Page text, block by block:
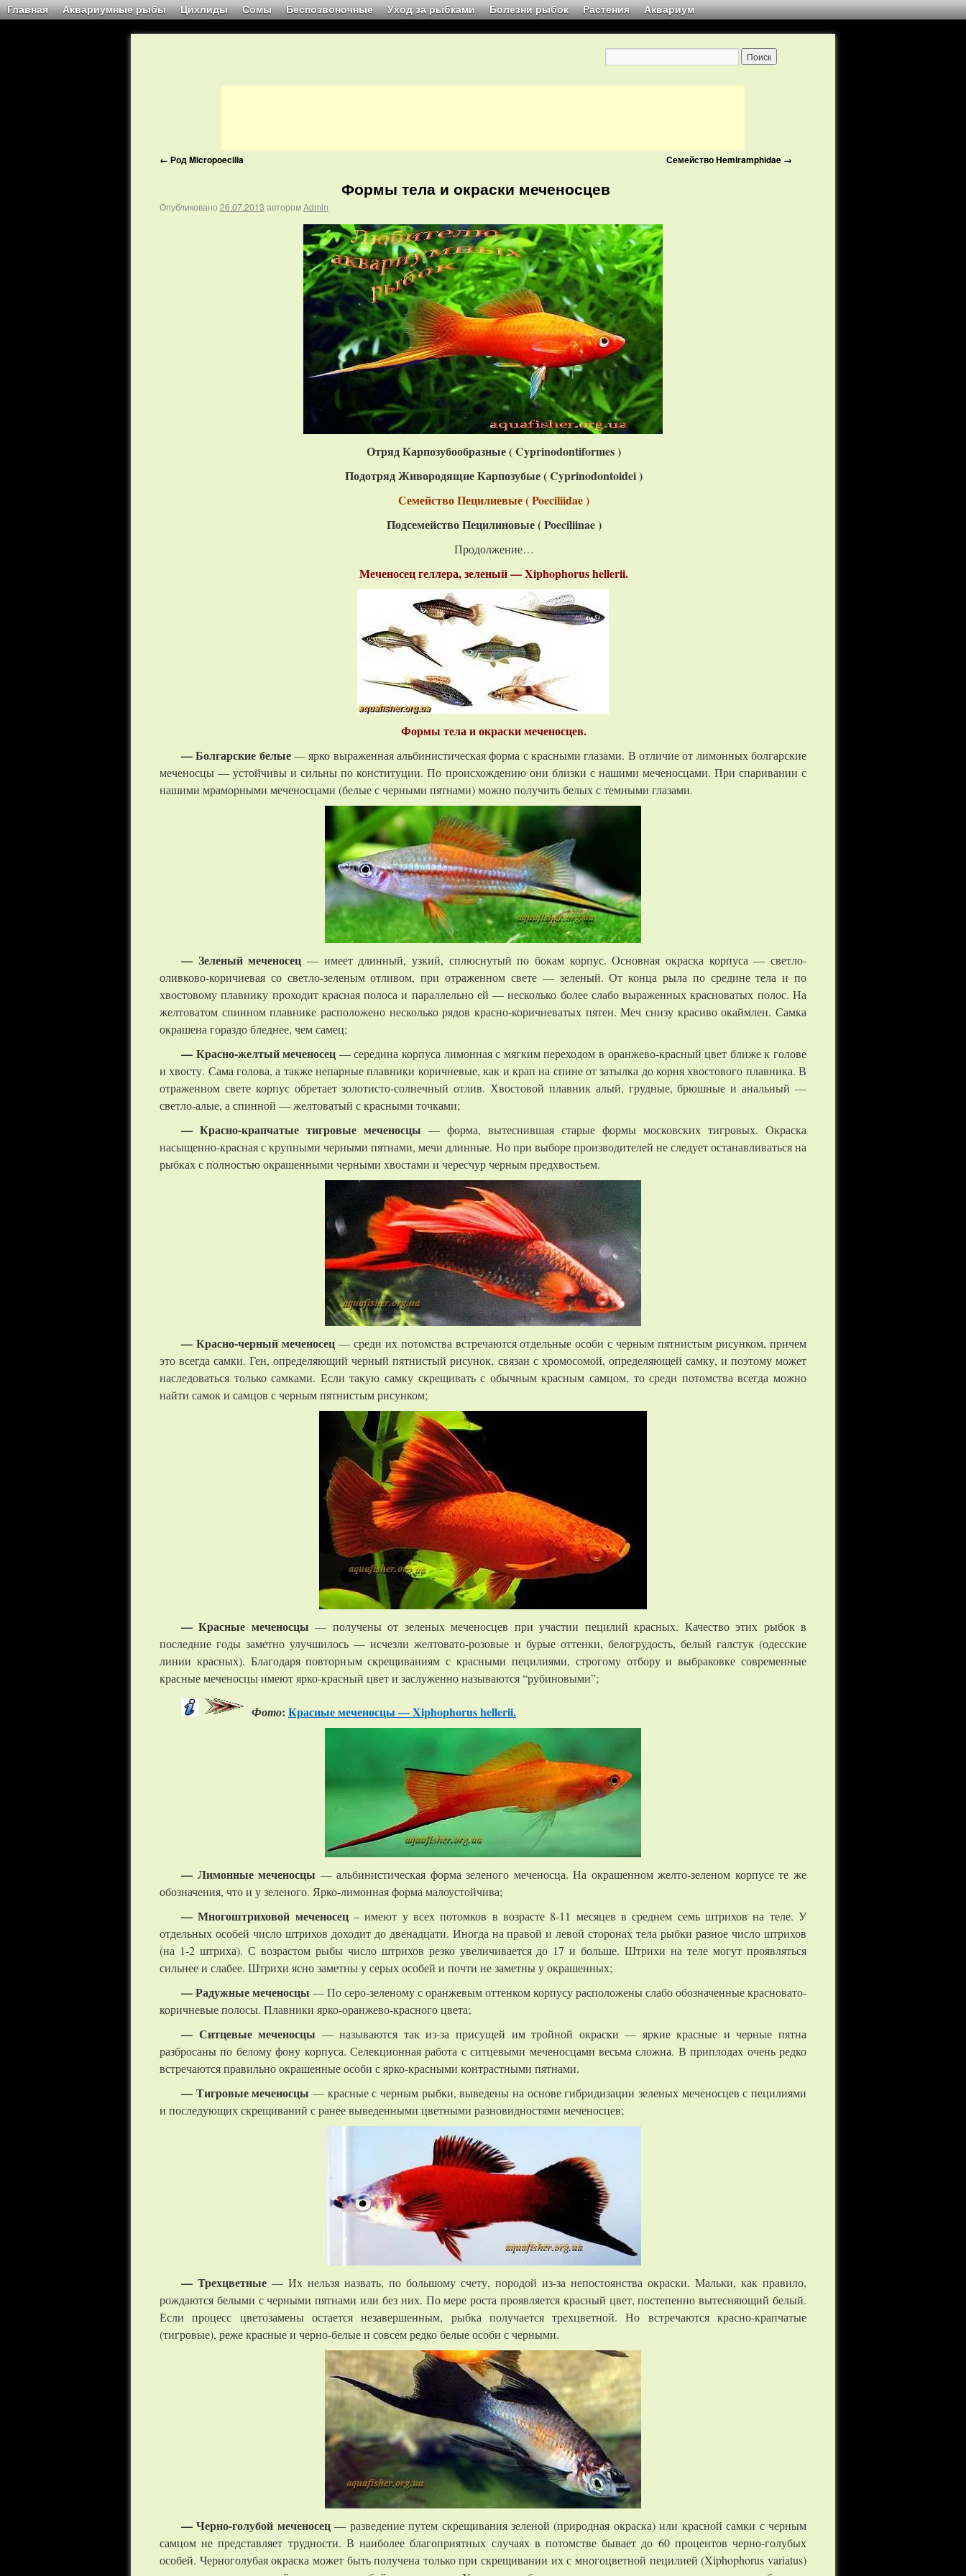
Главная Аквариумные рыбы Цихлиды Сомы Беспозвоночные Уход за рыбками Болезни рыбок Растения Аквариум
← Род Micropoecilia Семейство Hemiramphidae →
Формы тела и окраски меченосцев
Опубликовано 26.07.2013 авторомAdmin
Отряд Карпозубообразные ( Cyprinodontiformes)
Подотряд Живородящие Карпозубые ( Cyprinodontoidei )
Семейство Пецилиевые ( Poeciliidae )
Подсемейство Пецилиновые ( Poeciliinae )
Продолжение…
Меченосец геллера, зеленый — Xiphophorus hellerii.
Формы тела и окраски меченосцев.
— Болгарские белые— ярко выpаженная альбинистическая форма с красными глазами. В отличие от лимонных болгарские
меченосцы — устойчивы и сильны по конституции. По происхождению они близки с нашими меченосцами. При спаривании с
нашими мраморными меченосцами (белые с черными пятнами) можно получить белых с темными глазами.
— Зеленый меченосец — имеет длинный, узкий, сплюснутый по бокам корпус. Основная окраска корпуса — светло-
оливково-коричиевая со светло-зеленым отливом, при отраженном свете — зеленый. От конца рыла по средине тела и по
хвостовому плавнику проходит красная полоса и параллельно ей — несколько более слабо выраженных красноватых полос. На
желтоватом спинном плавнике расположено несколько рядов красно-коричневатых пятен. Меч снизу красиво окаймлен. Самка
окрашена гораздо бледнее, чем самец;
— Красно-желтый меченосец — середина корпуса лимонная с мягким переходом в оранжево-красный цвет ближе к голове
и хвосту. Сама голова, а также непарные плавники коричневые, как и крап на спине от затылка до корня хвостового плавника. В
отраженном свете корпус обретает золотисто-солнечный отлив. Хвостовой плавник алый, грудные, брюшные и анальный —
светло-алые, а спинной — желтоватый с красными точками;
— Красно-крапчатые тигровые меченосцы — форма, вытеснившая старые формы московских тигровых. Окраска
насыщенно-красная с крупными черными пятнами, мечи длинные. Но при выборе производителей не следует останавливаться на
рыбках с полностью окрашенными черными хвостами и чересчур черным предхвостьем.
— Красно-черный меченосец— среди их потомства встречаются отдельные особи с черным пятнистым рисунком, причем
это всегда самки. Ген, определяющий черный пятнистый рисунок, связан с хромосомой, определяющей самку, и поэтому может
наследоваться только самками. Если такую самку скрещивать с обычным красным самцом, то среди потомства всегда можно
найти самок и самцов с черным пятнистым рисунком;
— Красные меченосцы — получены от зеленых меченосцев при участии пецилий красных. Качество этих рыбок в
последние годы заметно улучшилось — исчезли желтовато-розовые и бурые оттенки, белогрудость, белый галстук (одесские
линии красных). Благодаря повторным скрещиваниям с красными пецилиями, строгому отбору и выбраковке современные
красные меченосцы имеют ярко-красный цвет и заслуженно называются “рубиновыми”;
Фото: Красные меченосцы — Xiphophorus hellerii.
— Лимонные меченосцы — альбинистическая форма зеленого меченосца. На окрашенном желто-зеленом корпусе те же
обозначения, что и у зеленого. Ярко-лимонная форма малоустойчива;
— Многоштриховой меченосец– имеют у всех потомков в возрасте 8-11 месяцев в среднем семь штрихов на теле. У
отдельных особей число штрихов доходит до двенадцати. Иногда на правой и левой сторонах тела рыбки разное число штрихов
(на 1-2 штриха). С возрастом рыбы число штрихов резко увеличивается до 17 и больше. Штрихи на теле могут проявляться
сильнее и слабее. Штрихи ясно заметны у серых особей и почти не заметны у окрашенных;
— Радужные меченосцы — По серо-зеленому с оранжевым оттенком корпусу расположены слабо обозначенные красновато-
коричневые полосы. Плавники ярко-оранжево-красного цвета;
— Ситцевые меченосцы — называются так из-за присущей им тройной окраски — яркие красные и черные пятна
разбросаны по белому фону корпуса. Селекционная работа с ситцевыми меченосцами весьма сложна. В приплодах очень редко
встречаются правильно окрашенные особи с ярко-красными контрастными пятнами.
— Тигровые меченосцы — красные с черным рыбки, выведены на основе гибридизации зеленых меченосцев с пецилиями
и последующих скрещиваний с ранее выведенными цветными разновидностями меченосцев;
— Трехцветные — Их нельзя назвать, по большому счету, породой из-за непостоянства окраски. Мальки, как правило,
рождаются белыми с черными пятнами или без них. По мере роста проявляется красный цвет, постепенно вытесняющий белый.
Если процесс цветозамены остается незавершенным, рыбка получается трехцветной. Но встречаются красно-крапчатые
(тигровые), реже красные и черно-белые и совсем редко белые особи с черными.
— Черно-голубой меченосец— разведение путем скрещивания зеленой (природная окраска) или красной самки с черным
самцом не представляет трудности. В наиболее благоприятных случаях в потомстве бывает до 60 процентов черно-голубых
особей. Черноголубая окраска может быть получена только при скрещивании их с многоцветной пецилией (Xiphophorus variatus)